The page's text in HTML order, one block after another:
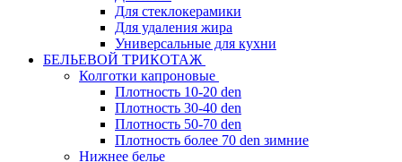
Для стеклокерамики
Для удаления жира
Универсальные для кухни
БЕЛЬЕВОЙ ТРИКОТАЖ
Колготки капроновые
Плотность 10-20 den
Плотность 30-40 den
Плотность 50-70 den
Плотность более 70 den зимние
Нижнее белье